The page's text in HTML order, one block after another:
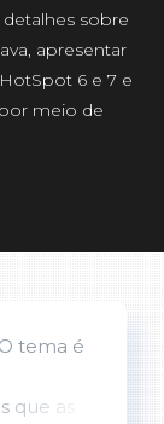
sobre
apresentar
6 e 7 e
meio de
O tema é
que as